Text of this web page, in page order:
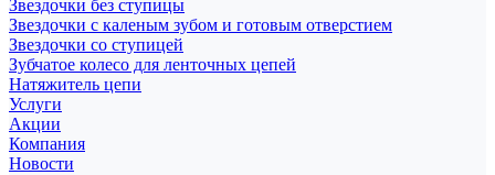
Звездочки без ступицы
Звездочки с каленым зубом и готовым отверстием
Звездочки со ступицей
Зубчатое колесо для ленточных цепей
Натяжитель цепи
Услуги
Акции
Компания
Новости